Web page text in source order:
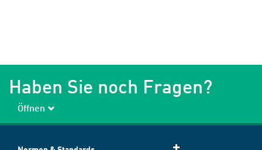
Haben Sie noch Fragen?
Öffnen